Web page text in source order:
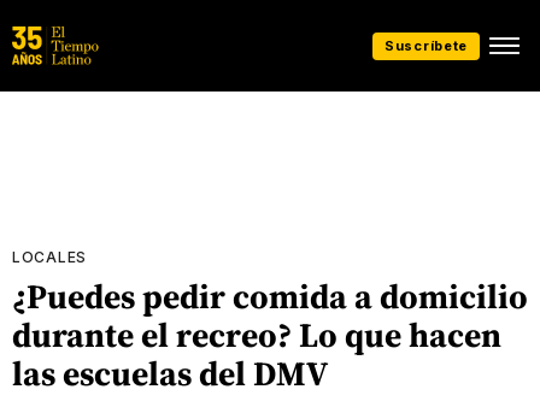
Suscríbete
LOCALES
¿Puedes pedir comida a domicilio
durante el recreo? Lo que hacen
las escuelas del DMV